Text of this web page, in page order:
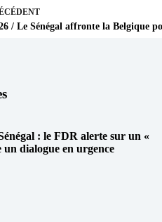
/ Le Sénégal affronte la Belgique
: le FDR alerte sur un «
dialogue en urgence